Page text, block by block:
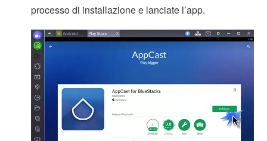
processo di installazione e lanciate l’app.